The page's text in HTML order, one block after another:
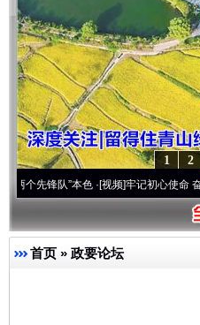
2
1
”本色·[视频]牢记初心使命 奋进复兴征程
首页 » 政要论坛